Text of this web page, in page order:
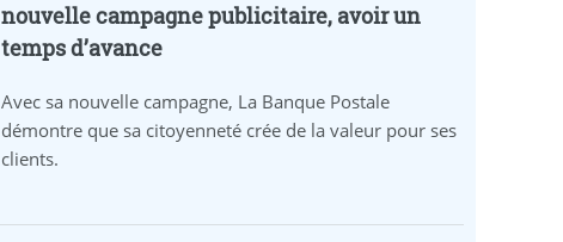
nouvelle campagne publicitaire, avoir un
temps d’avance
Avec sa nouvelle campagne, La Banque Postale
démontre que sa citoyenneté crée de la valeur pour ses
clients.